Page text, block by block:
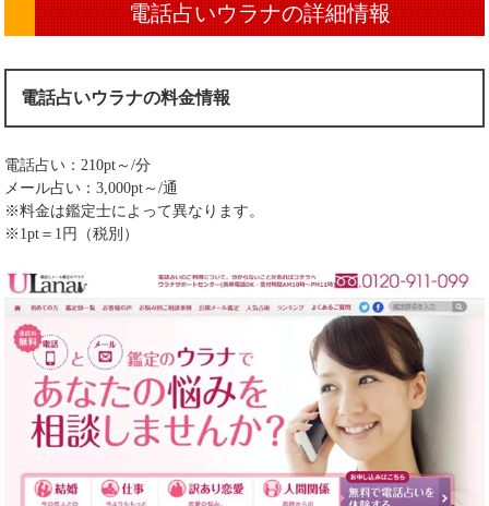
電話占いウラナの詳細情報
電話占いウラナの料金情報
電話占い：210pt～/分
メール占い：3,000pt～/通
※料金は鑑定士によって異なります。
※1pt＝1円（税別）